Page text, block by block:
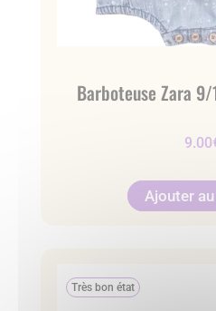
Barboteuse Zara
9.00
Ajouter
Très bon état